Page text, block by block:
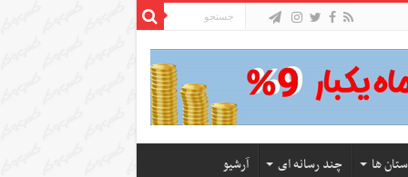
ها چند رسانه ای آرشیو